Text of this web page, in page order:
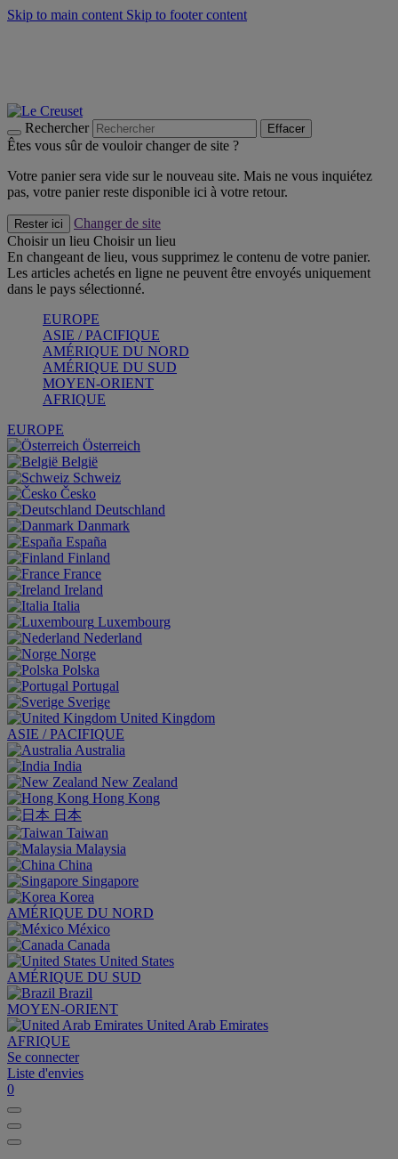
Skip to main content Skip to footer content
Rechercher Effacer
Êtes vous sûr de vouloir changer de site ?
Votre panier sera vide sur le nouveau site. Mais ne vous inquiétez
pas, votre panier reste disponible ici à votre retour.
Rester ici
Changer de site
Choisir un lieu Choisir un lieu
En changeant de lieu, vous supprimez le contenu de votre panier.
Les articles achetés en ligne ne peuvent être envoyés uniquement
dans le pays sélectionné.
EUROPE
ASIE / PACIFIQUE
AMÉRIQUE DU NORD
AMÉRIQUE DU SUD
MOYEN-ORIENT
AFRIQUE
EUROPE
Österreich
België
Schweiz
Česko
Deutschland
Danmark
España
Finland
France
Ireland
Italia
Luxembourg
Nederland
Norge
Polska
Portugal
Sverige
United Kingdom
ASIE / PACIFIQUE
Australia
India
New Zealand
Hong Kong
日本
Taiwan
Malaysia
China
Singapore
Korea
AMÉRIQUE DU NORD
México
Canada
United States
AMÉRIQUE DU SUD
Brazil
MOYEN-ORIENT
United Arab Emirates
AFRIQUE
Se connecter
Liste d'envies
0